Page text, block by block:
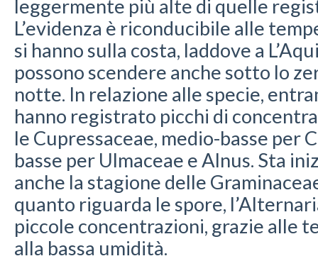
leggermente più alte di quelle
L’evidenza è riconducibile alle
si hanno sulla costa, laddove a
possono scendere anche sotto lo
notte. In relazione alle specie,
hanno registrato picchi di
le Cupressaceae, medio-basse per
basse per Ulmaceae e Alnus. Sta
anche la stagione delle
quanto riguarda le spore,
piccole concentrazioni, grazie alle
alla bassa umidità.